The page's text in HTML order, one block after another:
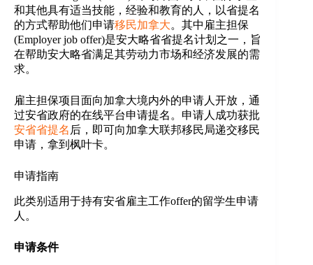
和其他具有适当技能，经验和教育的人，以省提名
的方式帮助他们申请移民加拿大。其中雇主担保
(Employer job offer)是安大略省省提名计划之一，旨
在帮助安大略省满足其劳动力市场和经济发展的需
求。
雇主担保项目面向加拿大境内外的申请人开放，通
过安省政府的在线平台申请提名。申请人成功获批
安省省提名 后，即可向加拿大联邦移民局递交移民
申请，拿到枫叶卡。
申请指南
此类别适用于持有安省雇主工作offer的留学生申请
人。
申请条件